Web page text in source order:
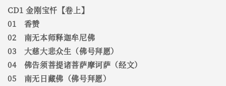
CD1 金刚宝忏【卷上】
01 香赞
02 南无本师释迦牟尼佛
03 大慈大悲众生（佛号拜愿）
04 佛告须菩提诸菩萨摩诃萨（经文）
05 南无日藏佛（佛号拜愿）